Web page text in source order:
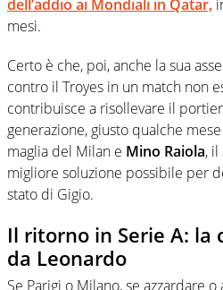
dell’addio ai Mondiali in Qatar,
mesi.
Certo è che, poi, anche la sua
contro il Troyes in un match non
contribuisce a risollevare il
generazione, giusto qualche
maglia del Milan e Mino Raiola, il
migliore soluzione possibile per
stato di Gigio.
Il ritorno in Serie A: la
da Leonardo
Se Parigi o Milano, se azzardare